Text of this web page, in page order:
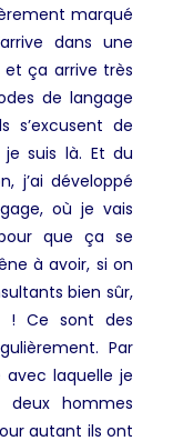
marqué
dans une
et ça arrive très
de langage
s’excusent de
suis là. Et du
j’ai développé
où je vais
que ça se
à avoir, si on
bien sûr,
! Ce sont des
Par
avec laquelle je
hommes
autant ils ont